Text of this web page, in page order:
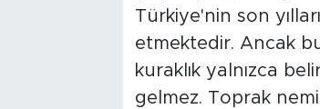
Türkiye'nin son
etmektedir. Ancak
kuraklık yalnızca
gelmez. Toprak